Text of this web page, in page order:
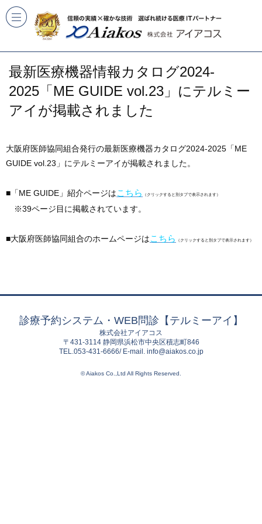
最新医療機器情報カタログ2024-
2025「ME GUIDE vol.23」にテルミー
アイが掲載されました
大阪府医師協同組合発行の最新医療機器カタログ2024-2025「ME
GUIDE vol.23」にテルミーアイが掲載されました。
■「ME GUIDE」紹介ページはこちら （クリックすると別タブで表示されます）
※39ページ目に掲載されています。
■大阪府医師協同組合のホームページはこちら （クリックすると別タブで表示されます）
診療予約システム・WEB問診【テルミーアイ】
株式会社アイアコス
〒431-3114 静岡県浜松市中央区積志町846
TEL.053-431-6666/ E-mail. info@aiakos.co.jp
© Aiakos Co.,Ltd All Rights Reserved.